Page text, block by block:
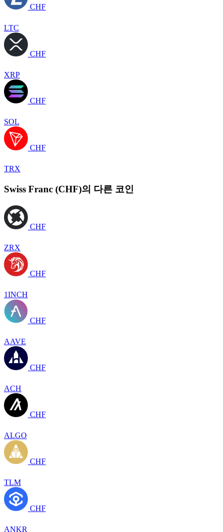
CHF
LTC
CHF
XRP
CHF
SOL
CHF
TRX
Swiss Franc (CHF)의 다른 코인
CHF
ZRX
CHF
1INCH
CHF
AAVE
CHF
ACH
CHF
ALGO
CHF
TLM
CHF
ANKR